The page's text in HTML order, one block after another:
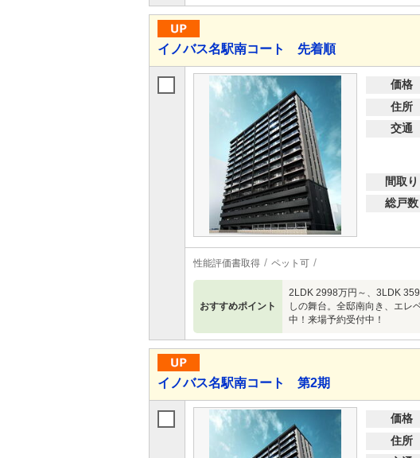
イノバス名駅南コート 先着順
価格
住所
交通
間取り
総戸数
性能評価書取得 ペット可
おすすめポイント
2LDK 2998万円～、3LDK
しの舞台。全邸南向き、エレ
中！来場予約受付中！
イノバス名駅南コート 第2期
価格
住所